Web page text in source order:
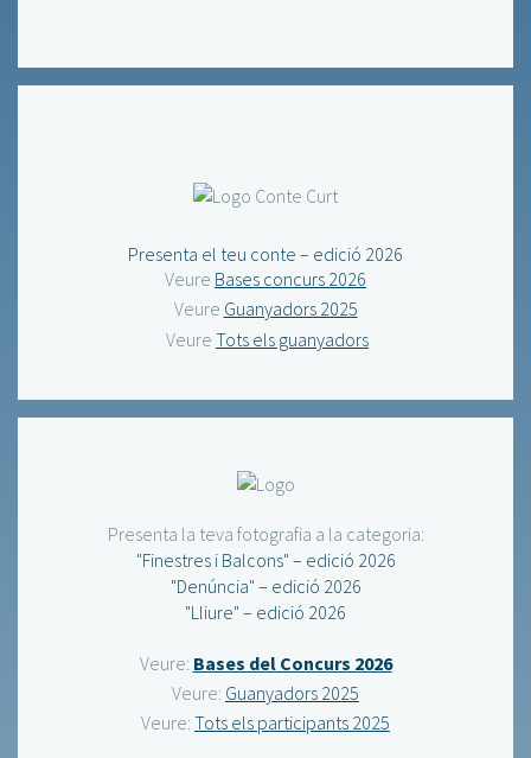
Presenta el teu conte – edició 2026
Veure Bases concurs 2026
Veure Guanyadors 2025
Veure Tots els guanyadors
Presenta la teva fotografia a la categoria:
"Finestres i Balcons" – edició 2026
"Denúncia" – edició 2026
"Lliure" – edició 2026
Veure: Bases del Concurs 2026
Veure: Guanyadors 2025
Veure: Tots els participants 2025